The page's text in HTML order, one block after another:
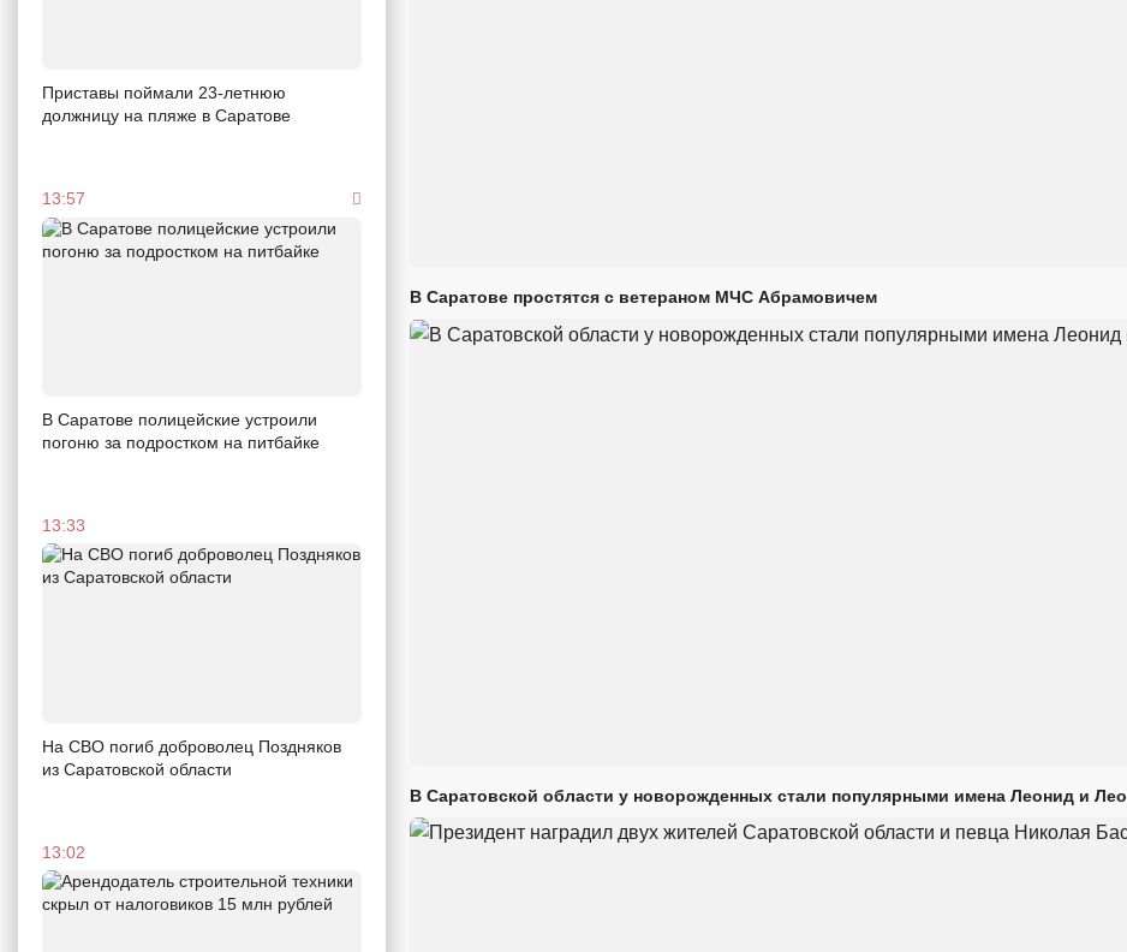
Приставы поймали 23-летнюю
должницу на пляже в Саратове
13:57
В Саратове полицейские устроили
погоню за подростком на питбайке
13:33
На СВО погиб доброволец Поздняков
из Саратовской области
13:02
В Саратове простятся с ветераном МЧС Абрамовичем
В Саратовской области у новорожденных стали популярными имена Леонид и Лео